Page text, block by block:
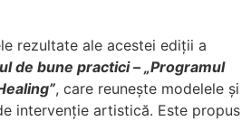
rezultate ale acestei ediții a
de bune practici – „Programul
, care reunește modelele și
intervenție artistică. Este propus